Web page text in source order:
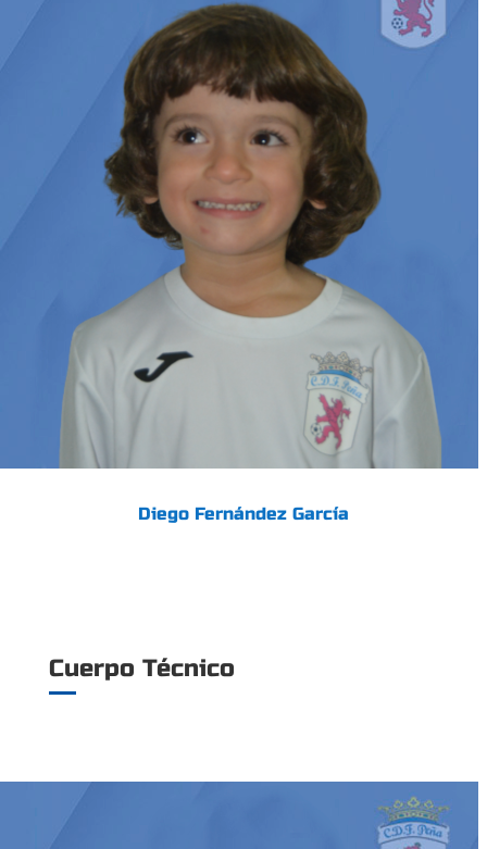
Diego Fernández García
Cuerpo Técnico